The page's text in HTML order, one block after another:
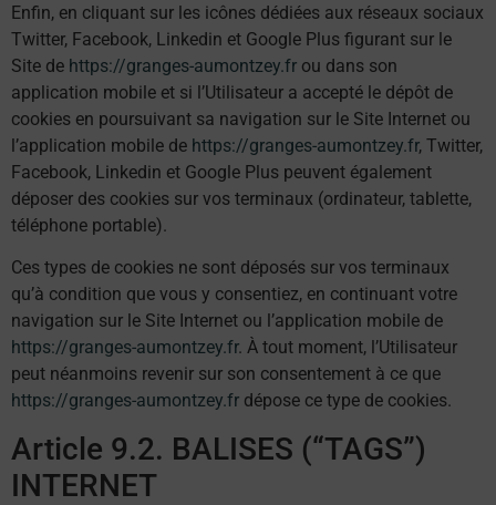
Enfin, en cliquant sur les icônes dédiées aux réseaux sociaux
Twitter, Facebook, Linkedin et Google Plus figurant sur le
Site de https://granges-aumontzey.fr ou dans son
application mobile et si l’Utilisateur a accepté le dépôt de
cookies en poursuivant sa navigation sur le Site Internet ou
l’application mobile de https://granges-aumontzey.fr, Twitter,
Facebook, Linkedin et Google Plus peuvent également
déposer des cookies sur vos terminaux (ordinateur, tablette,
téléphone portable).
Ces types de cookies ne sont déposés sur vos terminaux
qu’à condition que vous y consentiez, en continuant votre
navigation sur le Site Internet ou l’application mobile de
https://granges-aumontzey.fr. À tout moment, l’Utilisateur
peut néanmoins revenir sur son consentement à ce que
https://granges-aumontzey.fr dépose ce type de cookies.
Article 9.2. BALISES (“TAGS”)
INTERNET